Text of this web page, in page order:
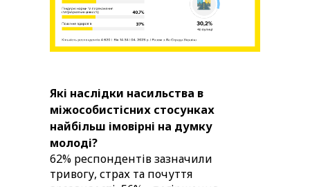
Які наслідки насильства в
міжособистісних стосунках
найбільш імовірні на думку
молоді?
62% респондентів зазначили
тривогу, страх та почуття